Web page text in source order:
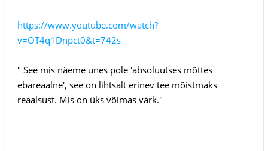
https://www.youtube.com/watch?
v=OT4q1Dnpct0&t=742s
" See mis näeme unes pole 'absoluutses mõttes
ebareaalne', see on lihtsalt erinev tee mõistmaks
reaalsust. Mis on üks võimas värk."